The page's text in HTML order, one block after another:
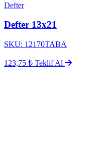
Defter
Defter 13x21
SKU: 12170TABA
123,75 ₺ Teklif Al